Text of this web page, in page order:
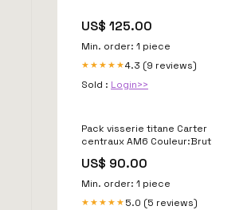
US$ 125.00
Min. order: 1 piece
★★★★★4.3 (9 reviews)
Sold : Login>>
Pack visserie titane Carter
centraux AM6 Couleur:Brut
US$ 90.00
Min. order: 1 piece
★★★★★ 5.0 (5 reviews)